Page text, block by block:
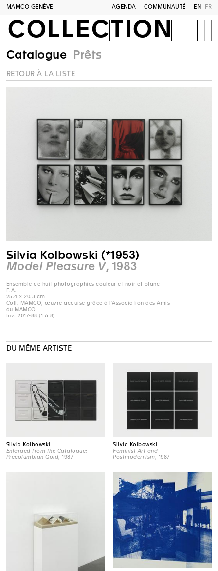
MAMCO GENÈVE AGENDA COMMUNAUTÉ EN FR
COLLECTION
Catalogue Prêts
RETOUR À LA LISTE
Silvia Kolbowski (*1953)
Model Pleasure V, 1983
Ensemble de huit photographies couleur et noir et blanc
E.A.
25.4 × 20.3 cm
Coll. MAMCO, œuvre acquise grâce à l'Association des Amis
du MAMCO
Inv: 2017-88 (1 à 8)
DU MÊME ARTISTE
Silvia Kolbowski
Enlarged from the Catalogue:
Precolumbian Gold , 1987
Silvia Kolbowski
Feminist Art and
Postmodernism , 1987